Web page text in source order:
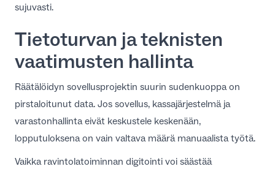
sujuvasti.
Tietoturvan ja teknisten
vaatimusten hallinta
Räätälöidyn sovellusprojektin suurin sudenkuoppa on
pirstaloitunut data. Jos sovellus, kassajärjestelmä ja
varastonhallinta eivät keskustele keskenään,
lopputuloksena on vain valtava määrä manuaalista työtä.
Vaikka ravintolatoiminnan digitointi voi säästää